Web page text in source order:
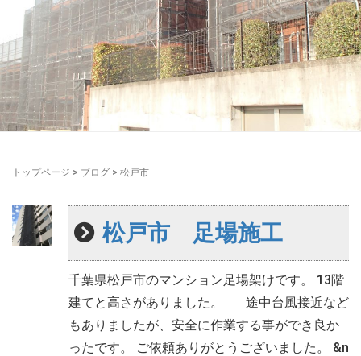
トップページ > ブログ > 松戸市
松戸市 足場施工
千葉県松戸市のマンション足場架けです。 13階
建てと高さがありました。 途中台風接近など
もありましたが、安全に作業する事ができ良か
ったです。 ご依頼ありがとうございました。 &n